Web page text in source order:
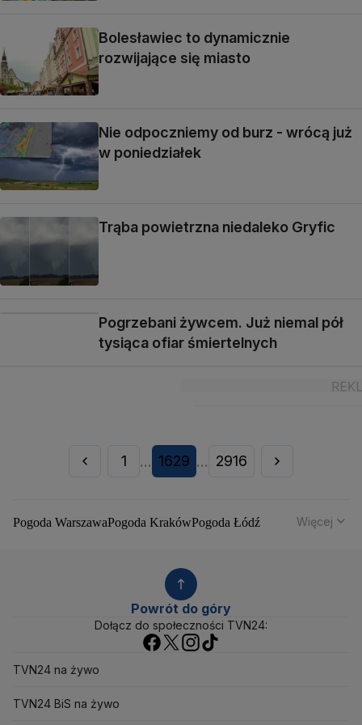
Bolesławiec to dynamicznie
rozwijające się miasto
Nie odpoczniemy od burz - wrócą już
w poniedziałek
Trąba powietrzna niedaleko Gryfic
Pogrzebani żywcem. Już niemal pół
tysiąca ofiar śmiertelnych
1 ... 1629 ... 2916
Pogoda WarszawaPogoda KrakówPogoda Łódź
Pogoda Katowice Pogoda Kielce
Pogoda Rzeszów
Pogoda Gorzów Wielkopolski
Pogoda Zakopane
Pogoda Chałupy
Pogoda Mikołajki
Więcej
Powrót do góry
Dołącz do społeczności TVN24:
TVN24 na żywo
TVN24 BiS na żywo